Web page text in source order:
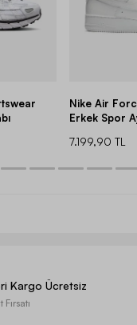
Nike Air
Erkek Spor
7.199,90 TL
Kargo Ücretsiz